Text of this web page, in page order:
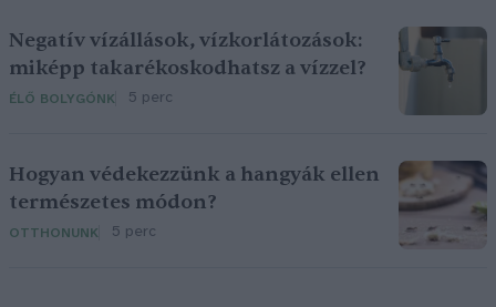
Negatív vízállások, vízkorlátozások:
miképp takarékoskodhatsz a vízzel?
ÉLŐ BOLYGÓNK 5 perc
Hogyan védekezzünk a hangyák ellen
természetes módon?
OTTHONUNK 5 perc